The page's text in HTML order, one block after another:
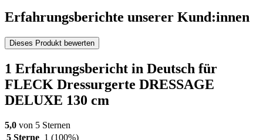
Erfahrungsberichte unserer Kund:innen
Dieses Produkt bewerten
1 Erfahrungsbericht in Deutsch für
FLECK Dressurgerte DRESSAGE
DELUXE 130 cm
5,0 von 5 Sternen
5 Sterne 1 (100%)